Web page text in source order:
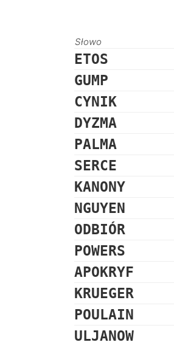
Słowo
ETOS
GUMP
CYNIK
DYZMA
PALMA
SERCE
KANONY
NGUYEN
ODBIÓR
POWERS
APOKRYF
KRUEGER
POULAIN
ULJANOW